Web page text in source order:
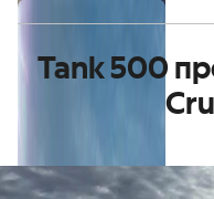
Tank 500